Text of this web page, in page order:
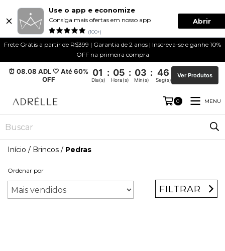
Use o app e economize
Consiga mais ofertas em nosso app
(100+)
Abrir
Frete Grátis a partir de R$399 | Garantia de 2 anos | Inscreva-se e ganhe 10%
OFF na primeira compra
⏰ 08.08 ADL 🤍 Até 60%
OFF
01 : 05 : 03 : 45
Dia(s) Hora(s) Min(s) Seg(s)
Ver Produtos
0 MENU
Início / Brincos / Pedras
Ordenar por
FILTRAR